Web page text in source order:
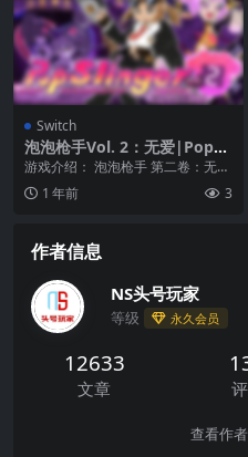
Switch
泡泡枪手Vol. 2：无爱|PopSli
nger Vol. 2 – Loveless
游戏介绍： 泡泡枪手 第二卷：无爱
带你踏上惊心动魄的全新冒险之
旅，JAVA 的...
1 年前 3
作者信息
NS头号玩家
等级 永久会员
12633
文章
查看作